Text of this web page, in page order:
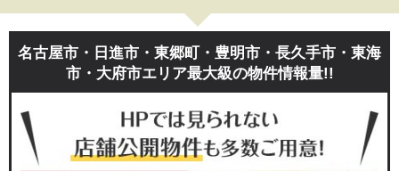
名古屋市・日進市・東郷町・豊明市・長久手市・東海
市・大府市エリア最大級の物件情報量!!